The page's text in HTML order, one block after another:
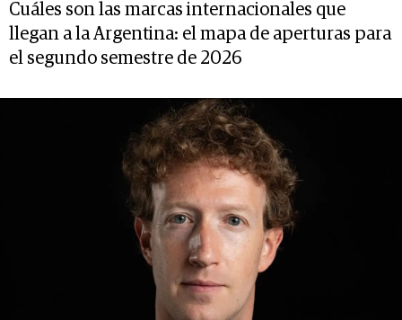
Cuáles son las marcas internacionales que
llegan a la Argentina: el mapa de aperturas para
el segundo semestre de 2026